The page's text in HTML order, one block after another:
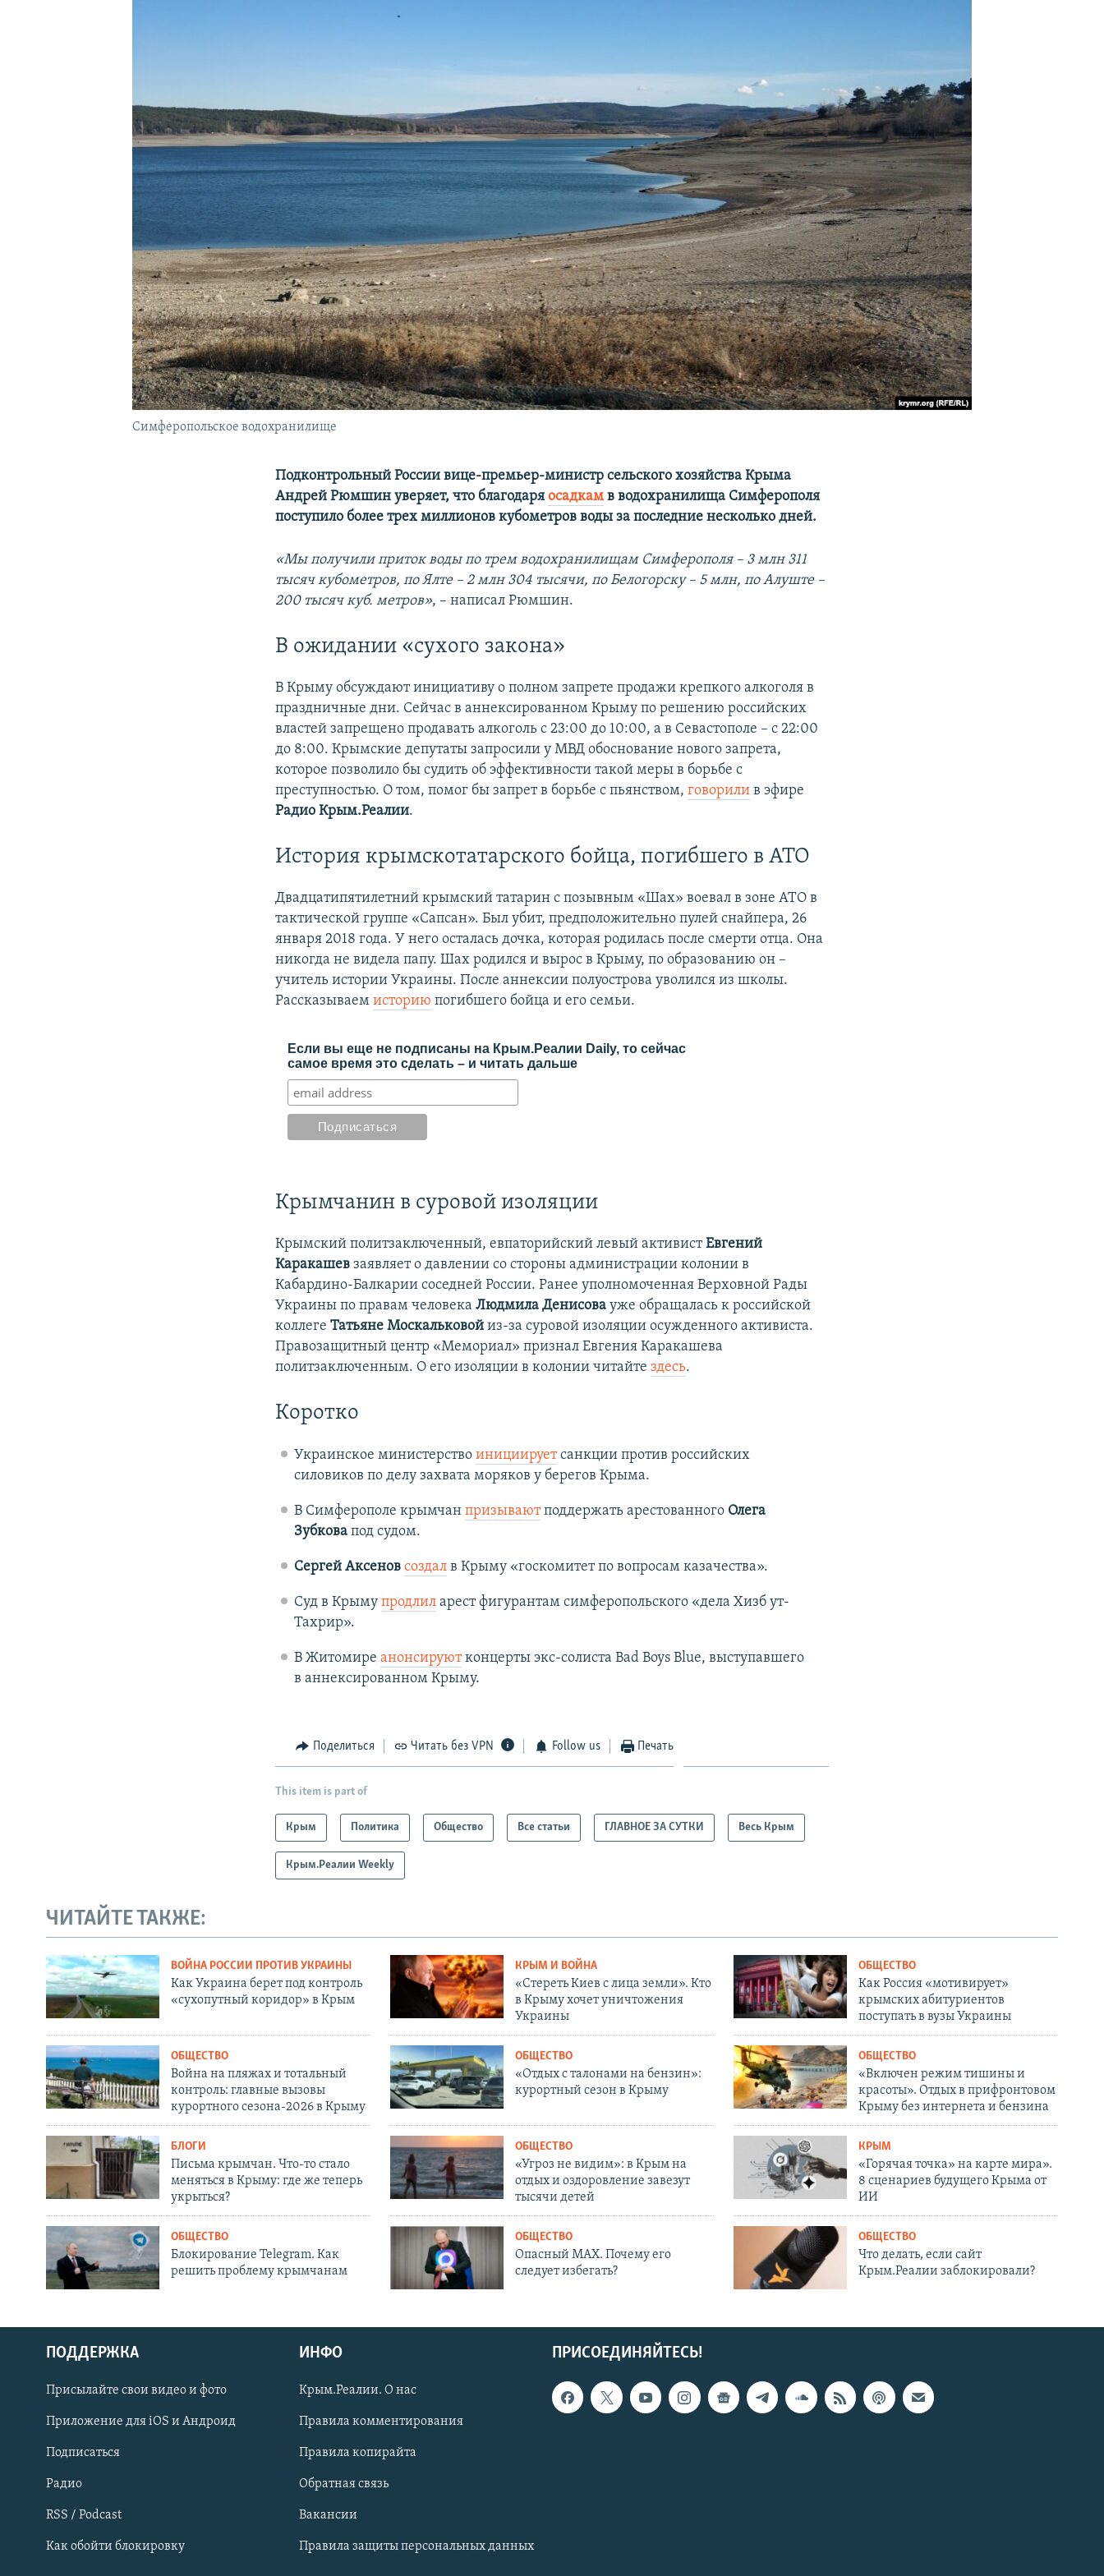
Українською
Qırımtatar
ПРИСОЕДИНЯЙТЕСЬ!
Симферопольское водохранилище
Подконтрольный России вице-премьер-министр сельского хозяйства Крыма
Андрей Рюмшин уверяет, что благодаряосадкам в водохранилища Симферополя
поступило более трех миллионов кубометров воды за последние несколько дней.
«Мы получили приток воды по трем водохранилищам Симферополя – 3 млн 311
тысяч кубометров, по Ялте – 2 млн 304 тысячи, по Белогорску – 5 млн, по Алуште –
200 тысяч куб. метров», – написал Рюмшин.
В ожидании «сухого закона»
В Крыму обсуждают инициативу о полном запрете продажи крепкого алкоголя в
праздничные дни. Сейчас в аннексированном Крыму по решению российских
властей запрещено продавать алкоголь с 23:00 до 10:00, а в Севастополе – с 22:00
до 8:00. Крымские депутаты запросили у МВД обоснование нового запрета,
которое позволило бы судить об эффективности такой меры в борьбе с
преступностью. О том, помог бы запрет в борьбе с пьянством,говорили в эфире
Радио Крым.Реалии.
История крымскотатарского бойца, погибшего в АТО
Двадцатипятилетний крымский татарин с позывным «Шах» воевал в зоне АТО в
тактической группе «Сапсан». Был убит, предположительно пулей снайпера, 26
января 2018 года. У него осталась дочка, которая родилась после смерти отца. Она
никогда не видела папу. Шах родился и вырос в Крыму, по образованию он –
учитель истории Украины. После аннексии полуострова уволился из школы.
Рассказываемисторию погибшего бойца и его семьи.
Если вы еще не подписаны на Крым.Реалии Daily, то сейчас
самое время это сделать – и читать дальше
Крымчанин в суровой изоляции
Крымский политзаключенный, евпаторийский левый активистЕвгений
Каракашев заявляет о давлении со стороны администрации колонии в
Кабардино-Балкарии соседней России. Ранее уполномоченная Верховной Рады
Украины по правам человекаЛюдмила Денисова уже обращалась к российской
коллегеТатьяне Москальковой из-за суровой изоляции осужденного активиста.
Правозащитный центр «Мемориал» признал Евгения Каракашева
политзаключенным. О его изоляции в колонии читайтездесь.
Коротко
Украинское министерство инициируетсанкции против российских
силовиков по делу захвата моряков у берегов Крыма.
В Симферополе крымчан призываютподдержать арестованногоОлега
Зубковапод судом.
Сергей Аксенов создалв Крыму «госкомитет по вопросам казачества».
Суд в Крыму продлиларест фигурантам симферопольского «дела Хизб ут-
Тахрир».
В Житомире анонсируютконцерты экс-солиста Bad Boys Blue, выступавшего
в аннексированном Крыму.
Поделиться Читать без VPN Follow us Печать
This item is part of
Крым Политика Общество Все статьи ГЛАВНОЕ ЗА СУТКИ Весь Крым
Крым.Реалии Weekly
ЧИТАЙТЕ ТАКЖЕ:
ВОЙНА РОССИИ ПРОТИВ УКРАИНЫ
Как Украина берет под контроль
«сухопутный коридор» в Крым
КРЫМ И ВОЙНА
«Стереть Киев с лица земли». Кто
в Крыму хочет уничтожения
Украины
ОБЩЕСТВО
Как Россия «мотивирует»
крымских абитуриентов
поступать в вузы Украины
ОБЩЕСТВО
Война на пляжах и тотальный
контроль: главные вызовы
курортного сезона-2026 в Крыму
ОБЩЕСТВО
«Отдых с талонами на бензин»:
курортный сезон в Крыму
ОБЩЕСТВО
«Включен режим тишины и
красоты». Отдых в прифронтовом
Крыму без интернета и бензина
БЛОГИ
Письма крымчан. Что-то стало
меняться в Крыму: где же теперь
укрыться?
ОБЩЕСТВО
«Угроз не видим»: в Крым на
отдых и оздоровление завезут
тысячи детей
КРЫМ
«Горячая точка» на карте мира».
8 сценариев будущего Крыма от
ИИ
ОБЩЕСТВО
Блокирование Telegram. Как
решить проблему крымчанам
ОБЩЕСТВО
Опасный MAX. Почему его
следует избегать?
ОБЩЕСТВО
Что делать, если сайт
Крым.Реалии заблокировали?
ПРИСОЕДИНЯЙТЕСЬ!
ПОДДЕРЖКА
Присылайте свои видео и фото
Приложение для iOS и Андроид
Подписаться
Радио
RSS / Podcast
Как обойти блокировку
ИНФО
Крым.Реалии. О нас
Правила комментирования
Правила копирайта
Обратная связь
Вакансии
Правила защиты персональных данных